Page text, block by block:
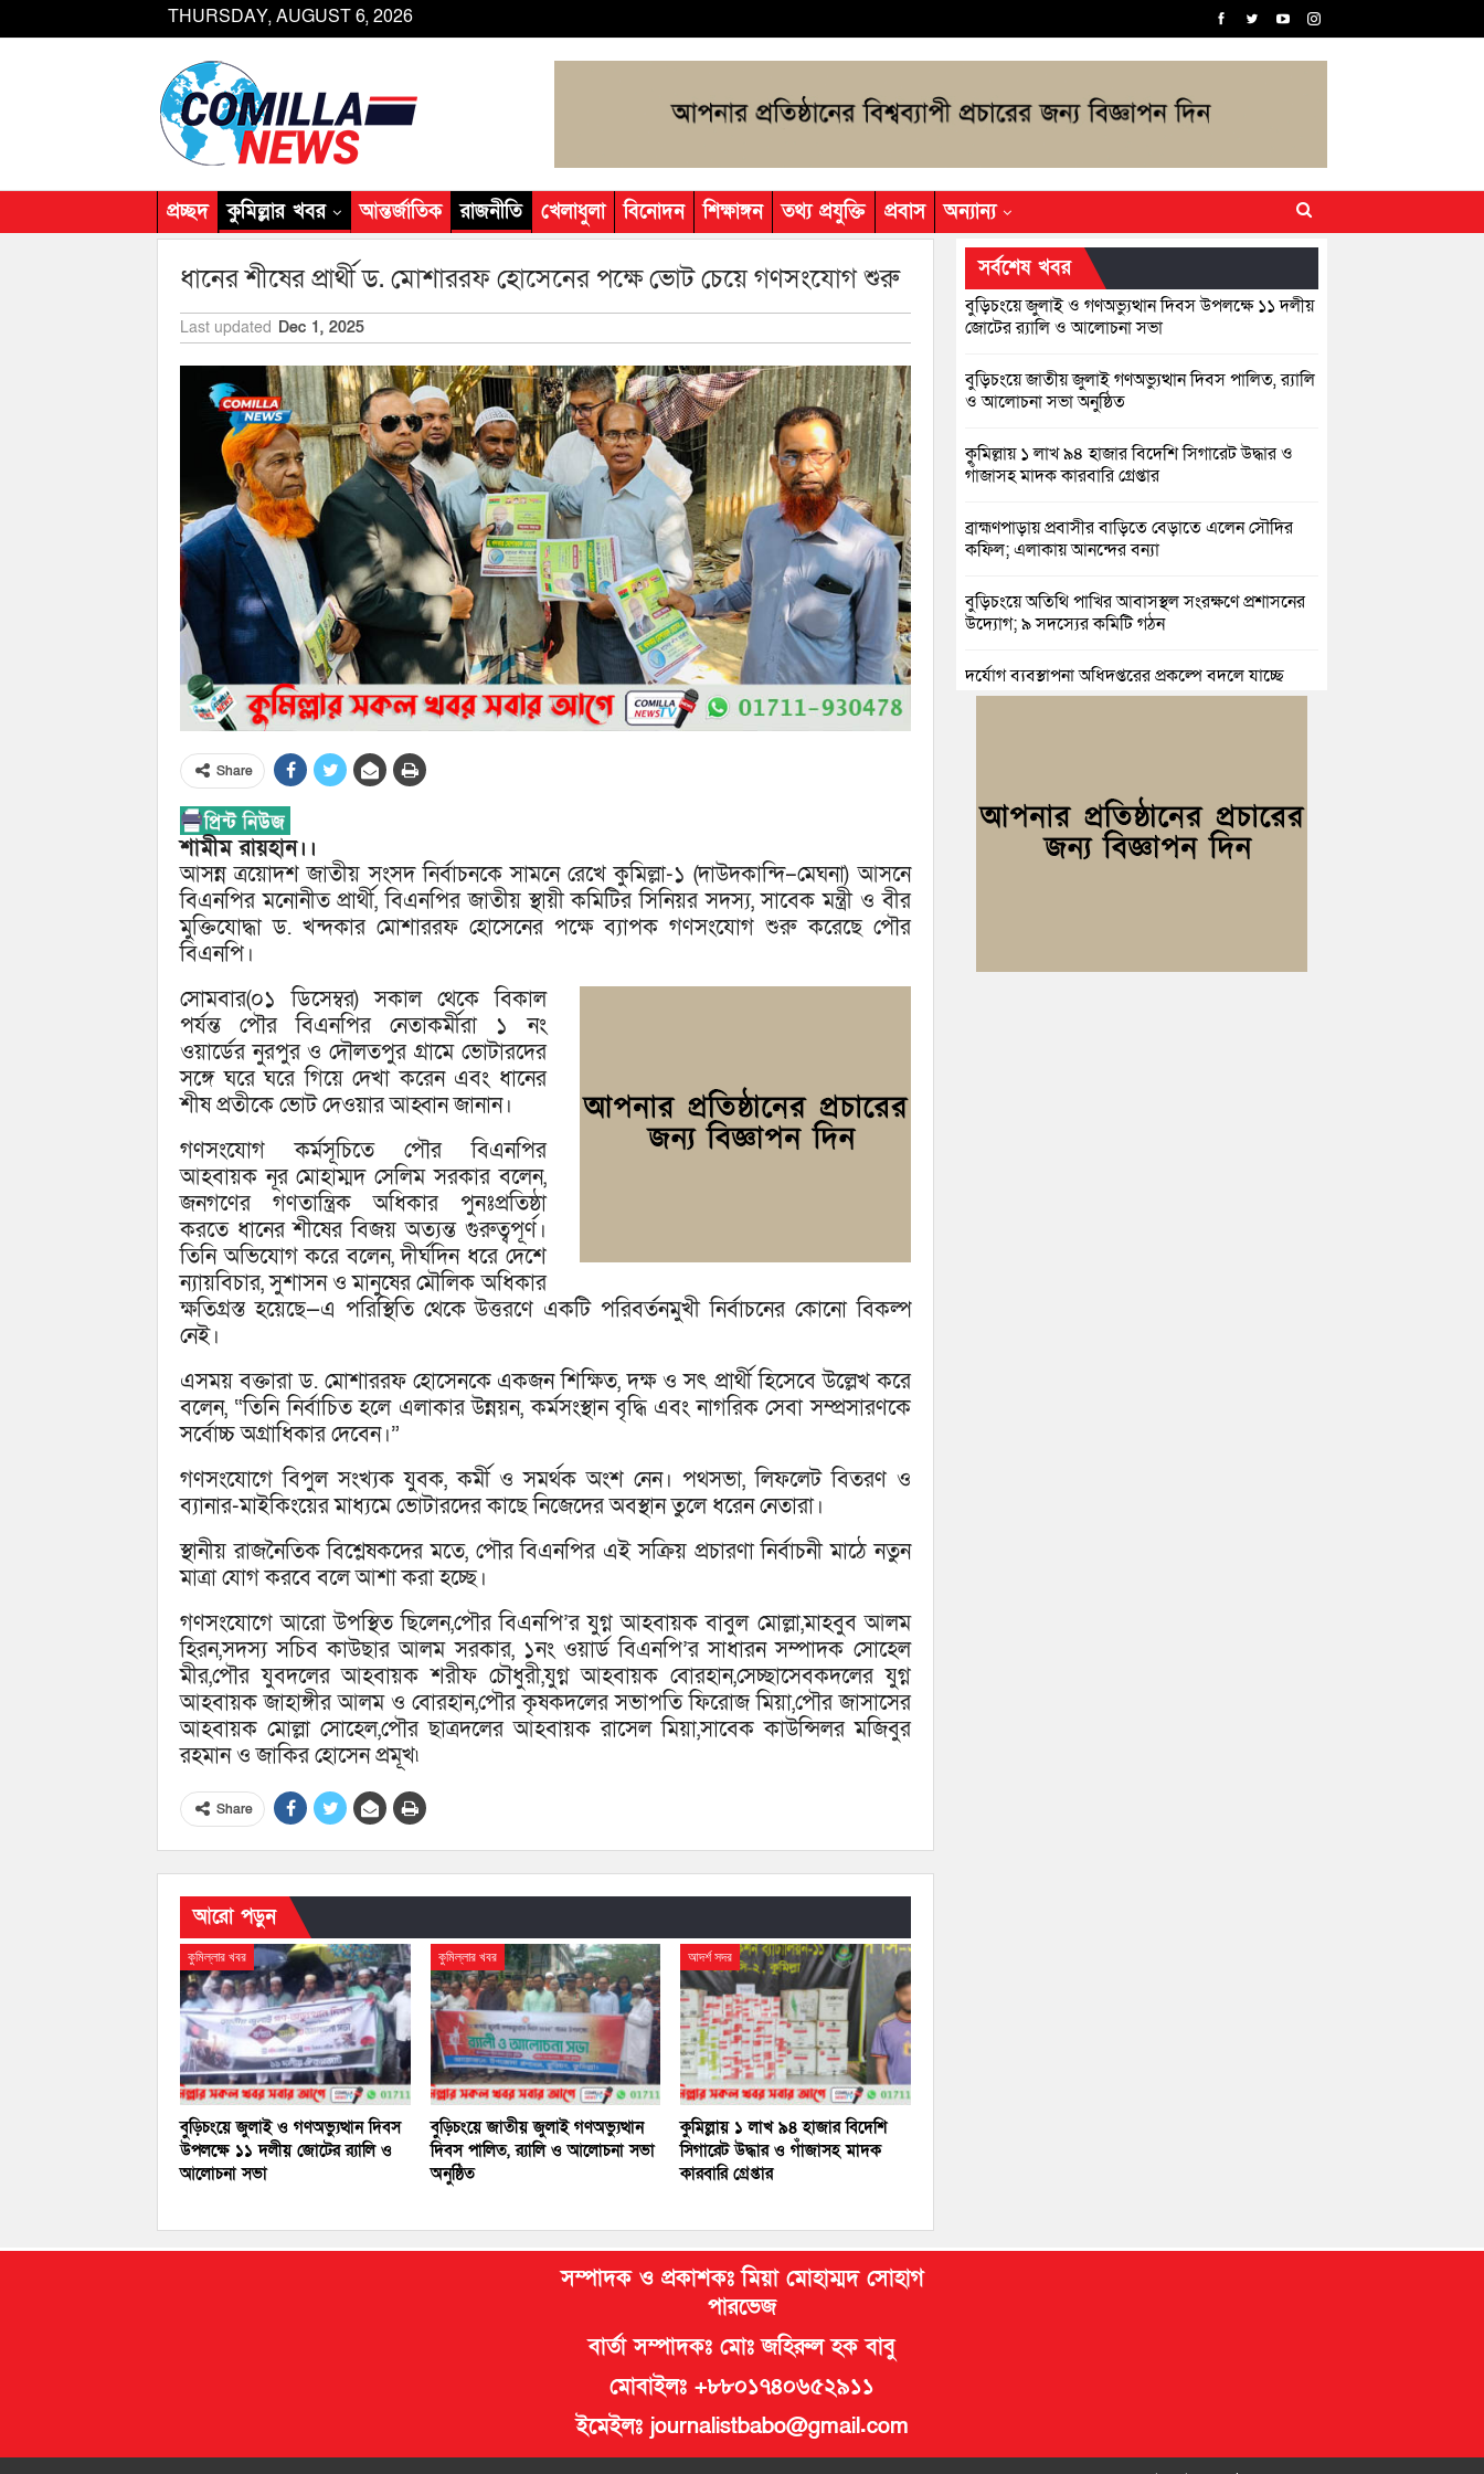
THURSDAY, AUGUST 6, 2026
প্রচ্ছদ কুমিল্লার খবর আন্তর্জাতিক রাজনীতি খেলাধুলা বিনোদন শিক্ষাঙ্গন তথ্য প্রযুক্তি প্রবাস অন্যান্য
ধানের শীষের প্রার্থী ড. মোশাররফ হোসেনের পক্ষে ভোট চেয়ে গণসংযোগ শুরু
Last updated Dec 1, 2025
Share
শামীম রায়হান।।
আসন্ন ত্রয়োদশ জাতীয় সংসদ নির্বাচনকে সামনে রেখে কুমিল্লা-১ (দাউদকান্দি–মেঘনা) আসনে
বিএনপির মনোনীত প্রার্থী, বিএনপির জাতীয় স্থায়ী কমিটির সিনিয়র সদস্য, সাবেক মন্ত্রী ও বীর
মুক্তিযোদ্ধা ড. খন্দকার মোশাররফ হোসেনের পক্ষে ব্যাপক গণসংযোগ শুরু করেছে পৌর
বিএনপি।
সোমবার(০১ ডিসেম্বর) সকাল থেকে বিকাল
পর্যন্ত পৌর বিএনপির নেতাকর্মীরা ১ নং
ওয়ার্ডের নুরপুর ও দৌলতপুর গ্রামে ভোটারদের
সঙ্গে ঘরে ঘরে গিয়ে দেখা করেন এবং ধানের
শীষ প্রতীকে ভোট দেওয়ার আহ্বান জানান।
গণসংযোগ কর্মসূচিতে পৌর বিএনপির
আহবায়ক নূর মোহাম্মদ সেলিম সরকার বলেন,
জনগণের গণতান্ত্রিক অধিকার পুনঃপ্রতিষ্ঠা
করতে ধানের শীষের বিজয় অত্যন্ত গুরুত্বপূর্ণ।
তিনি অভিযোগ করে বলেন, দীর্ঘদিন ধরে দেশে
ন্যায়বিচার, সুশাসন ও মানুষের মৌলিক অধিকার
ক্ষতিগ্রস্ত হয়েছে—এ পরিস্থিতি থেকে উত্তরণে একটি পরিবর্তনমুখী নির্বাচনের কোনো বিকল্প
নেই।
এসময় বক্তারা ড. মোশাররফ হোসেনকে একজন শিক্ষিত, দক্ষ ও সৎ প্রার্থী হিসেবে উল্লেখ করে
বলেন, “তিনি নির্বাচিত হলে এলাকার উন্নয়ন, কর্মসংস্থান বৃদ্ধি এবং নাগরিক সেবা সম্প্রসারণকে
সর্বোচ্চ অগ্রাধিকার দেবেন।”
গণসংযোগে বিপুল সংখ্যক যুবক, কর্মী ও সমর্থক অংশ নেন। পথসভা, লিফলেট বিতরণ ও
ব্যানার-মাইকিংয়ের মাধ্যমে ভোটারদের কাছে নিজেদের অবস্থান তুলে ধরেন নেতারা।
স্থানীয় রাজনৈতিক বিশ্লেষকদের মতে, পৌর বিএনপির এই সক্রিয় প্রচারণা নির্বাচনী মাঠে নতুন
মাত্রা যোগ করবে বলে আশা করা হচ্ছে।
গণসংযোগে আরো উপস্থিত ছিলেন,পৌর বিএনপি’র যুগ্ন আহবায়ক বাবুল মোল্লা,মাহবুব আলম
হিরন,সদস্য সচিব কাউছার আলম সরকার, ১নং ওয়ার্ড বিএনপি’র সাধারন সম্পাদক সোহেল
মীর,পৌর যুবদলের আহবায়ক শরীফ চৌধুরী,যুগ্ন আহবায়ক বোরহান,সেচ্ছাসেবকদলের যুগ্ন
আহবায়ক জাহাঙ্গীর আলম ও বোরহান,পৌর কৃষকদলের সভাপতি ফিরোজ মিয়া,পৌর জাসাসের
আহবায়ক মোল্লা সোহেল,পৌর ছাত্রদলের আহবায়ক রাসেল মিয়া,সাবেক কাউন্সিলর মজিবুর
রহমান ও জাকির হোসেন প্রমূখ৷
Share
আরো পড়ুন
কুমিল্লার খবর
বুড়িচংয়ে জুলাই ও গণঅভ্যুত্থান দিবস
উপলক্ষে ১১ দলীয় জোটের র‍্যালি ও
আলোচনা সভা
কুমিল্লার খবর
বুড়িচংয়ে জাতীয় জুলাই গণঅভ্যুত্থান
দিবস পালিত, র‍্যালি ও আলোচনা সভা
অনুষ্ঠিত
আদর্শ সদর
কুমিল্লায় ১ লাখ ৯৪ হাজার বিদেশি
সিগারেট উদ্ধার ও গাঁজাসহ মাদক
কারবারি গ্রেপ্তার
সর্বশেষ খবর
বুড়িচংয়ে জুলাই ও গণঅভ্যুত্থান দিবস উপলক্ষে ১১ দলীয়
জোটের র‍্যালি ও আলোচনা সভা
বুড়িচংয়ে জাতীয় জুলাই গণঅভ্যুত্থান দিবস পালিত, র‍্যালি
ও আলোচনা সভা অনুষ্ঠিত
কুমিল্লায় ১ লাখ ৯৪ হাজার বিদেশি সিগারেট উদ্ধার ও
গাঁজাসহ মাদক কারবারি গ্রেপ্তার
ব্রাহ্মণপাড়ায় প্রবাসীর বাড়িতে বেড়াতে এলেন সৌদির
কফিল; এলাকায় আনন্দের বন্যা
বুড়িচংয়ে অতিথি পাখির আবাসস্থল সংরক্ষণে প্রশাসনের
উদ্যোগ; ৯ সদস্যের কমিটি গঠন
দুর্যোগ ব্যবস্থাপনা অধিদপ্তরের প্রকল্পে বদলে যাচ্ছে
চৌদ্দগ্রামের জনপদ
জুলাই অভ্যুত্থানের দ্বিতীয় বর্ষপূর্তি উপলক্ষে কুমিল্লায়
মাদকের বিরুদ্ধে শিক্ষার্থীদের শপথ
সম্পাদক ও প্রকাশকঃ মিয়া মোহাম্মদ সোহাগ
পারভেজ
বার্তা সম্পাদকঃ মোঃ জহিরুল হক বাবু
মোবাইলঃ +৮৮০১৭৪০৬৫২৯১১
ইমেইলঃ journalistbabo@gmail.com